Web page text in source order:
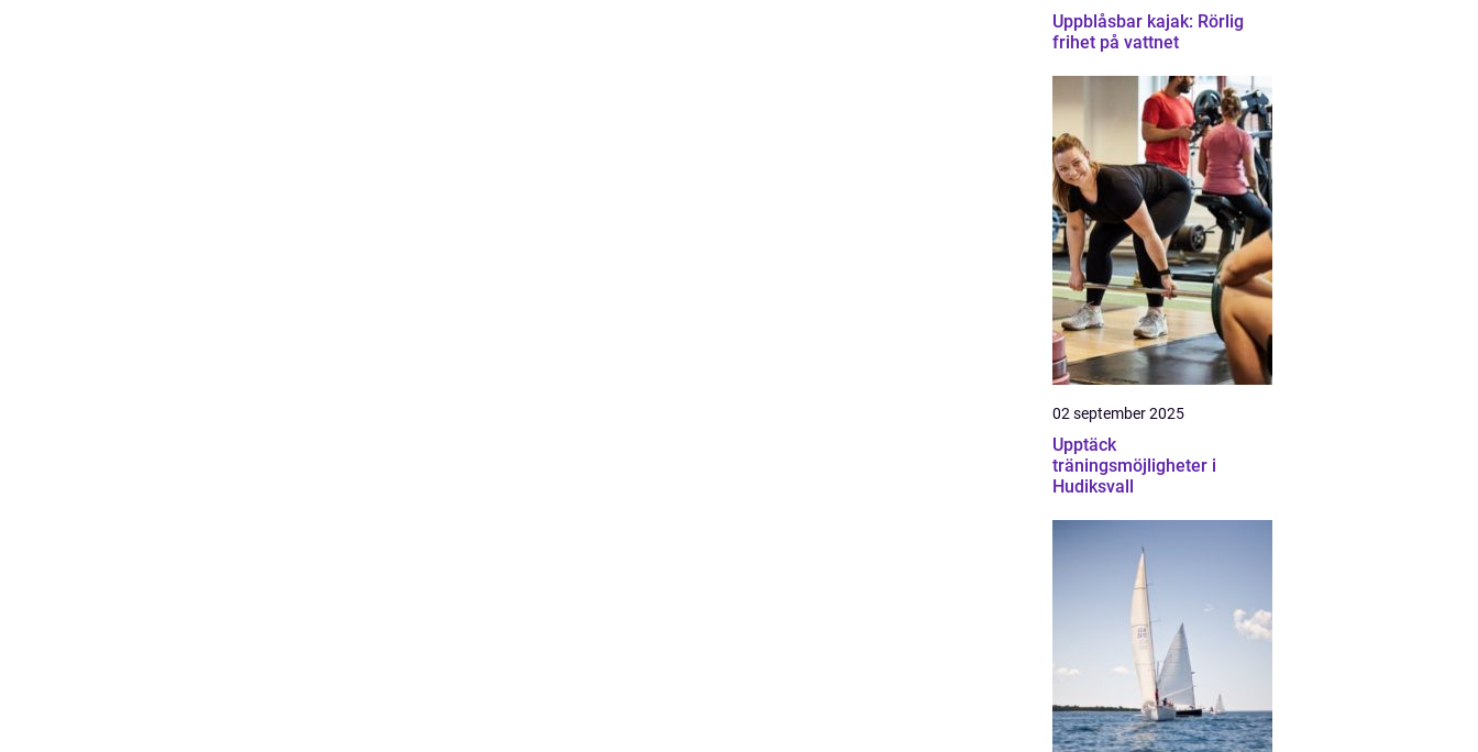
Uppblåsbar kajak: Rörlig
frihet på vattnet
02 september 2025
Upptäck
träningsmöjligheter i
Hudiksvall